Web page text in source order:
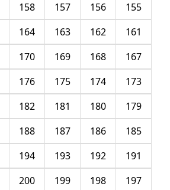
155
156
157
158
161
162
163
164
167
168
169
170
173
174
175
176
179
180
181
182
185
186
187
188
191
192
193
194
197
198
199
200